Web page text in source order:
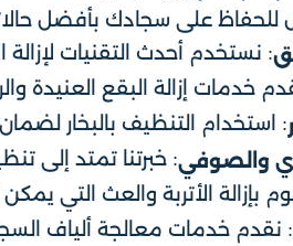
للحفاظ على سجادك بأفضل
: نستخدم أحدث التقنيات
خدمات إزالة البقع العنيدة
: استخدام التنظيف بالبخار
والصوفي: خبرتنا تمتد إلى
بإزالة الأتربة والعث التي
: نقدم خدمات معالجة ألياف